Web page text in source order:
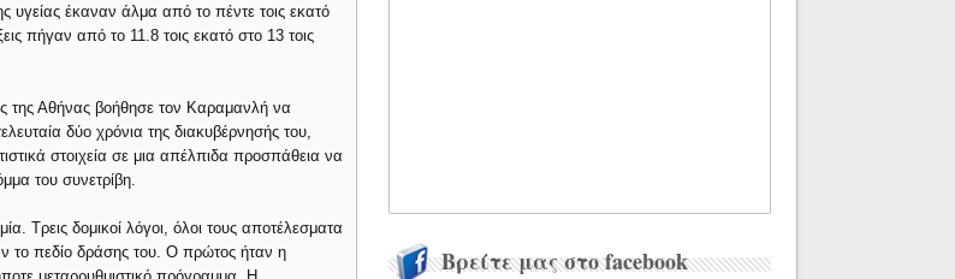
υγείας έκαναν άλμα από το πέντε τοις εκατό
πήγαν από το 11.8 τοις εκατό στο 13 τοις
της Αθήνας βοήθησε τον Καραμανλή να
δύο χρόνια της διακυβέρνησής του,
στοιχεία σε μια απέλπιδα προσπάθεια να
του συνετρίβη.
δομικοί λόγοι, όλοι τους αποτέλεσματα
το πεδίο δράσης του. Ο πρώτος ήταν η
Βρείτε μας στο facebook